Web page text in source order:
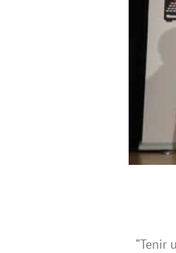
“Tenir